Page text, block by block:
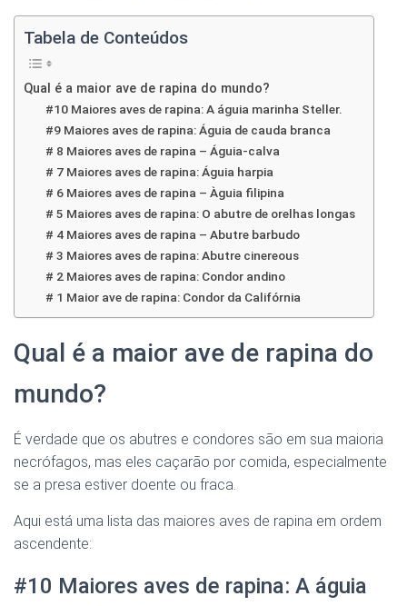
Tabela de Conteúdos
Qual é a maior ave de rapina do mundo?
#10 Maiores aves de rapina: A águia marinha Steller.
#9 Maiores aves de rapina: Águia de cauda branca
# 8 Maiores aves de rapina – Águia-calva
# 7 Maiores aves de rapina: Águia harpia
# 6 Maiores aves de rapina – Àguia filipina
# 5 Maiores aves de rapina: O abutre de orelhas longas
# 4 Maiores aves de rapina – Abutre barbudo
# 3 Maiores aves de rapina: Abutre cinereous
# 2 Maiores aves de rapina: Condor andino
# 1 Maior ave de rapina: Condor da Califórnia
Qual é a maior ave de rapina do
mundo?
É verdade que os abutres e condores são em sua maioria
necrófagos, mas eles caçarão por comida, especialmente
se a presa estiver doente ou fraca.
Aqui está uma lista das maiores aves de rapina em ordem
ascendente:
#10 Maiores aves de rapina: A águia